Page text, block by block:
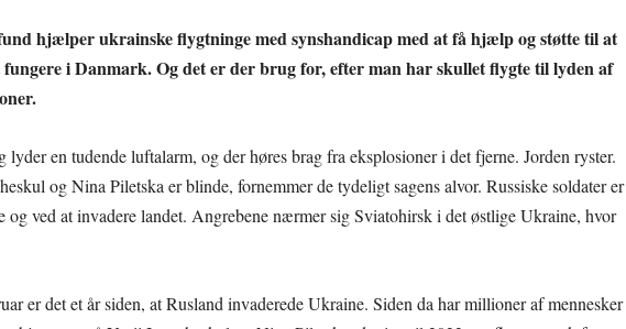
hjælper ukrainske flygtninge med synshandicap med at få hjælp og støtte til at
i Danmark. Og det er der brug for, efter man har skullet flygte til lyden af
lyder en tudende luftalarm, og der høres brag fra eksplosioner i det fjerne. Jorden ryster.
og Nina Piletska er blinde, fornemmer de tydeligt sagens alvor. Russiske soldater er
ved at invadere landet. Angrebene nærmer sig Sviatohirsk i det østlige Ukraine, hvor
er det et år siden, at Rusland invaderede Ukraine. Siden da har millioner af mennesker